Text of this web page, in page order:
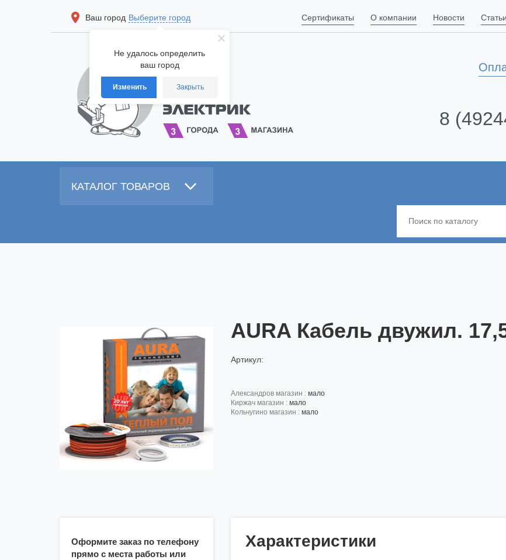
Не удалось определить
ваш город
Изменить Закрыть
Ваш город Выберите город Сертификаты О компании Новости
8
КАТАЛОГ ТОВАРОВ
AURA Кабель двужил.
Артикул:
александров магазин : мало
киржач магазин : мало
кольчугино магазин : мало
Оформите заказ по телефону
прямо с места работы или
Характеристики